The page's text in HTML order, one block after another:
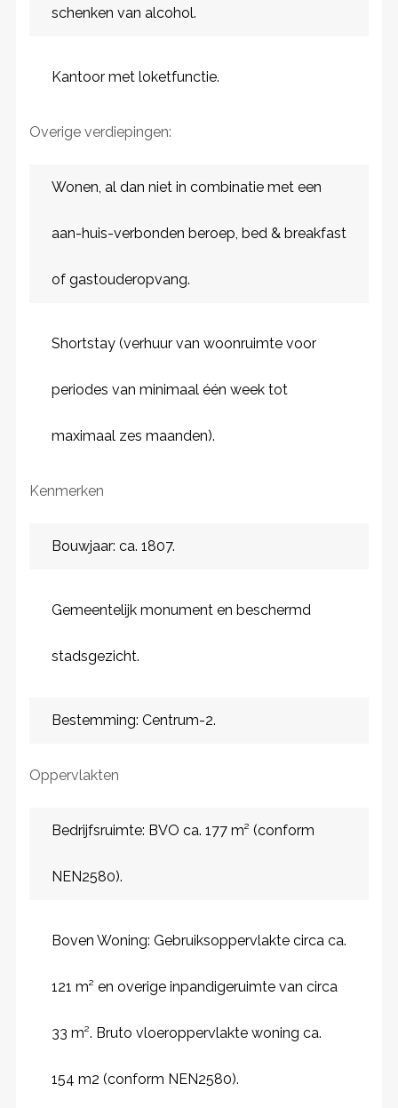
schenken van alcohol.
Kantoor met loketfunctie.
Overige verdiepingen:
Wonen, al dan niet in combinatie met een
aan-huis-verbonden beroep, bed & breakfast
of gastouderopvang.
Shortstay (verhuur van woonruimte voor
periodes van minimaal één week tot
maximaal zes maanden).
Kenmerken
Bouwjaar: ca. 1807.
Gemeentelijk monument en beschermd
stadsgezicht.
Bestemming: Centrum-2.
Oppervlakten
Bedrijfsruimte: BVO ca. 177 m² (conform
NEN2580).
Boven Woning: Gebruiksoppervlakte circa ca.
121 m² en overige inpandigeruimte van circa
33 m². Bruto vloeroppervlakte woning ca.
154 m2 (conform NEN2580).